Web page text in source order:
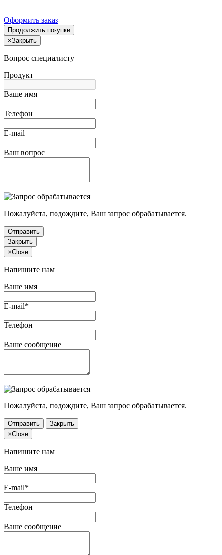
Оформить заказ
Продолжить покупки
×Закрыть
Вопрос специалисту
Продукт
Ваше имя
Телефон
E-mail
Ваш вопрос
Пожалуйста, подождите, Ваш запрос обрабатывается.
Отправить
Закрыть
×Close
Напишите нам
Ваше имя
E-mail*
Телефон
Ваше сообщение
Пожалуйста, подождите, Ваш запрос обрабатывается.
Отправить
Закрыть
×Close
Напишите нам
Ваше имя
E-mail*
Телефон
Ваше сообщение